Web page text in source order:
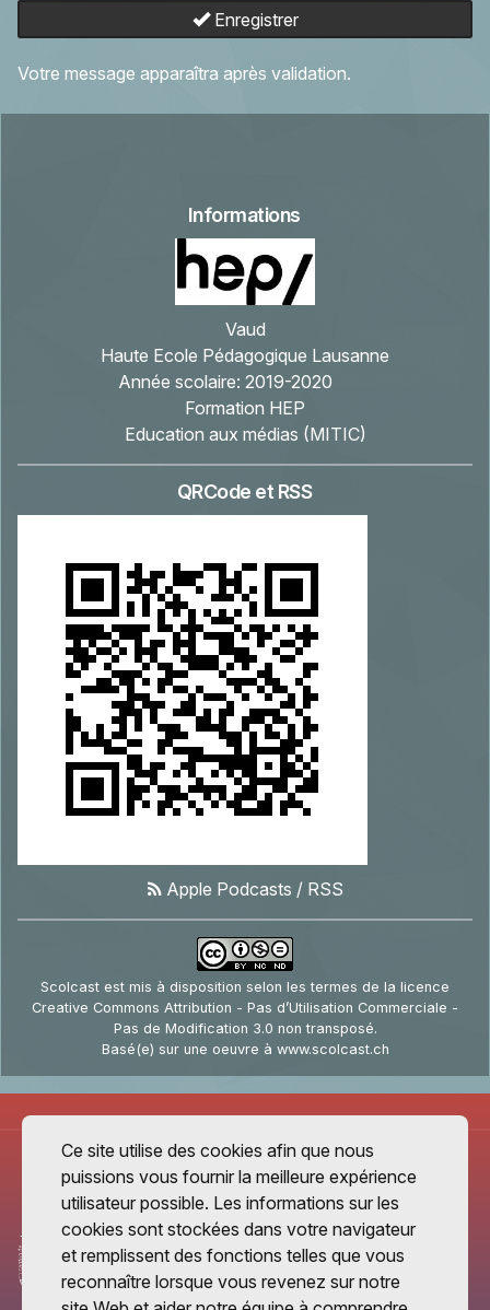
Enregistrer
Votre message apparaîtra après validation.
Informations
Vaud
Haute Ecole Pédagogique Lausanne
Année scolaire: 2019-2020
Formation HEP
Education aux médias (MITIC)
QRCode et RSS
Apple Podcasts / RSS
Scolcast est mis à disposition selon les termes de la licence
Creative Commons Attribution - Pas d’Utilisation Commerciale -
Pas de Modification 3.0 non transposé.
Basé(e) sur une oeuvre à www.scolcast.ch
Ce site utilise des cookies afin que nous
puissions vous fournir la meilleure expérience
utilisateur possible. Les informations sur les
cookies sont stockées dans votre navigateur
et remplissent des fonctions telles que vous
reconnaître lorsque vous revenez sur notre